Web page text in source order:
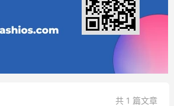
共 1 篇文章